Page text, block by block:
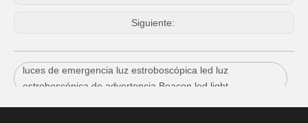
Siguiente:
luces de emergencia luz estroboscópica led luz
estroboscópica de advertencia Beacon led light
Waterfroof baliza mini baliza luz estroboscópica flash luz